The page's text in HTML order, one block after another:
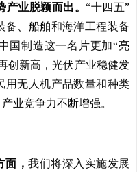
业脱颖而出。 “十四五”
备、船舶和海洋工程装备
国制造这一名片更加“亮
创新高，光伏产业稳健发
用无人机产品数量和种类
业竞争力不断增强。
面， 我们将深入实施发展